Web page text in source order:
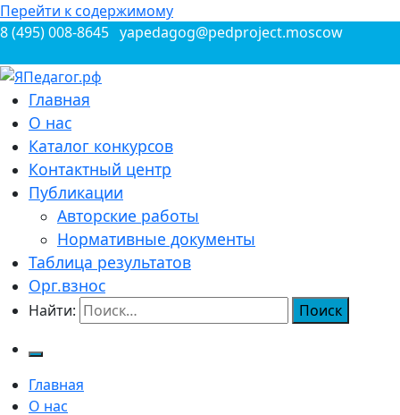
Перейти к содержимому
8 (495) 008-8645 yapedagog@pedproject.moscow
ЯПедагог.рф
Всероссийские конкурсы для педагогов
Главная
О нас
Каталог конкурсов
Контактный центр
Публикации
Авторские работы
Нормативные документы
Таблица результатов
Орг.взнос
Найти:
Главная
О нас